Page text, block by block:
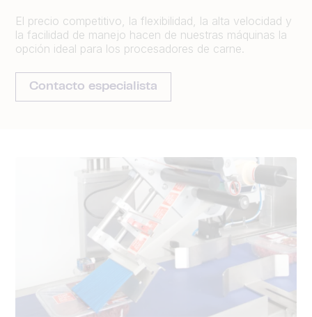
El precio competitivo, la flexibilidad, la alta velocidad y
la facilidad de manejo hacen de nuestras máquinas la
opción ideal para los procesadores de carne.
Contacto especialista